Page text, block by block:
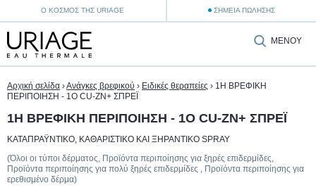
Ο ΚΌΣΜΟΣ ΤΗΣ URIAGE ΣΗΜΕΊΑ ΠΏΛΗΣΗΣ
ΜΕΝΟΎ
Αρχική σελίδα ›Ανάγκες βρεφικού › Ειδικές θεραπείες › 1Η ΒΡΕΦΙΚΗ
ΠΕΡΙΠΟΙΗΣΗ - 1Ο CU-ZN+ ΣΠΡΕΪ
1Η ΒΡΕΦΙΚΗ ΠΕΡΙΠΟΙΗΣΗ - 1Ο CU-ZN+ ΣΠΡΕΪ
ΚΑΤΑΠΡΑΫΝΤΙΚΟ, ΚΑΘΑΡΙΣΤΙΚΟ ΚΑΙ ΞΗΡΑΝΤΙΚΟ SPRAY
(Όλοι οι τύποι δέρματος, Προϊόντα περιποίησης για ξηρές επιδερμίδες,
Προϊόντα περιποίησης για πολύ ξηρές επιδερμίδες , Προϊόντα περιποίησης για
ερεθισμένο δέρμα)